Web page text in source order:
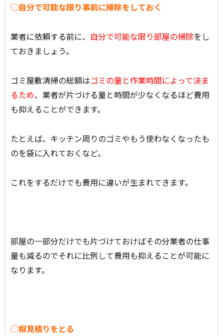
○自分で可能な限り事前に掃除をしておく
業者に依頼する前に、 自分で可能な限り部屋の掃除をし
ておきましょう。
ゴミ屋敷清掃の総額はゴミの量と作業時間によって決ま
るため、業者が片づける量と時間が少なくなるほど費用
も抑えることができます。
たとえば、キッチン周りのゴミやもう使わなくなったも
のを袋に入れておくなど。
これをするだけでも費用に違いが生まれてきます。
部屋の一部分だけでも片づけておけばその分業者の仕事
量も減るのでそれに比例して費用も抑えることが可能に
なります。
○相見積りをとる